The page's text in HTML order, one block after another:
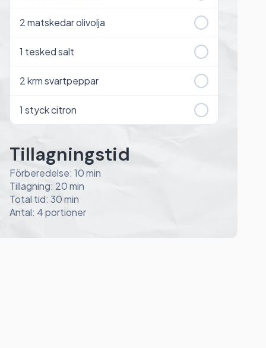
2matskedar olivolja
1 tesked salt
2krm svartpeppar
1 styck citron
Tillagningstid
Förberedelse: 10 min
Tillagning: 20 min
Total tid: 30 min
Antal: 4 portioner